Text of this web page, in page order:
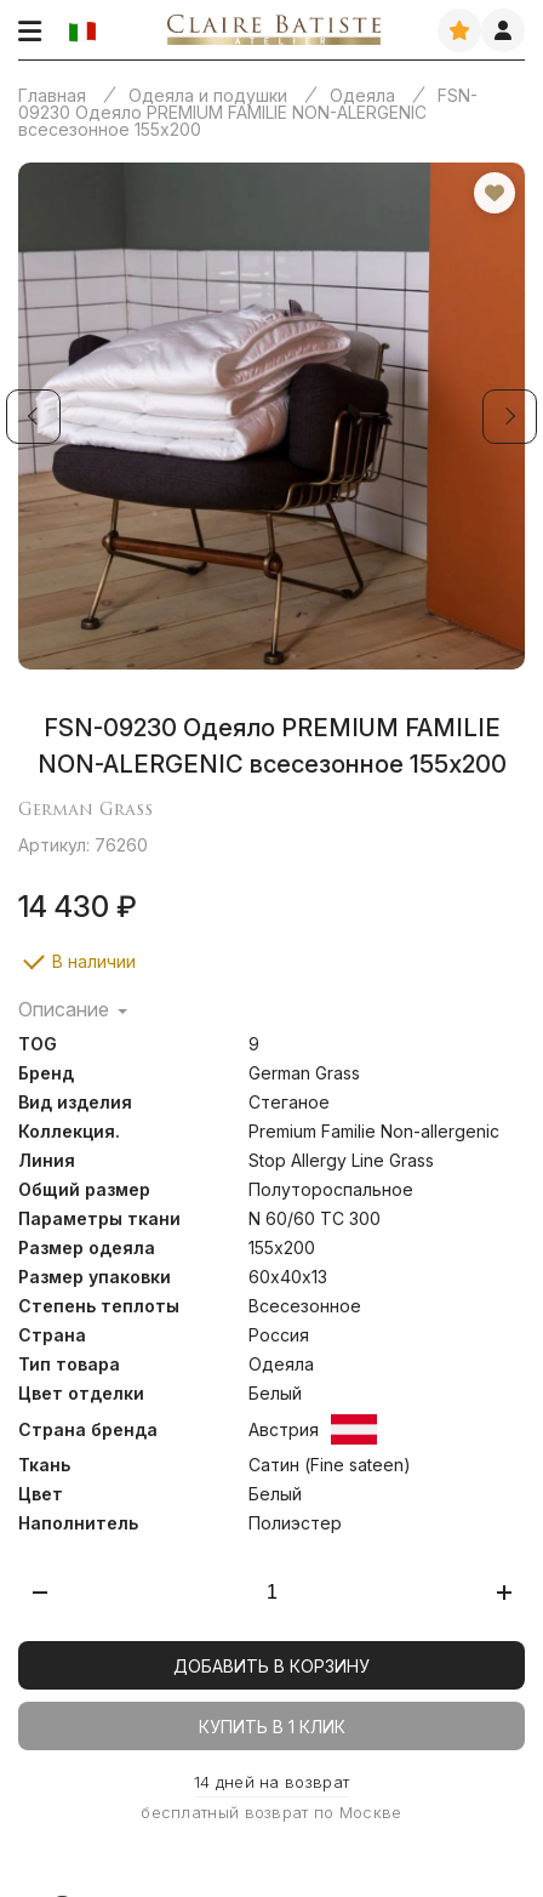
Главная Одеяла и подушки Одеяла
FSN-
09230 Одеяло PREMIUM FAMILIE NON-ALERGENIC
всесезонное 155х200
FSN-09230 Одеяло PREMIUM FAMILIE
NON-ALERGENIC всесезонное 155х200
German Grass
Артикул: 76260
14 430 ₽
В наличии
Описание
Современные полиэфирные волокна – альтернатива
натуральному пуху. Мягкий и нежный наполнитель,
достаточно объемный – хорошо удерживает воздух
между волокнами. В постельных принадлежностях с
таким наполнителем – не заводится пылевой клещ, не
распространяются грибок и плесень. Изделия не
теряет основных свойств после длительной
эксплуатации, многократных чисток и стирок. Сатин из
натурального хлопка имеет Сертификат Oeko-Tex®
Standard 100, который подтверждает отсутствие в
ткани веществ, опасных для здоровья человека.
Рекомендовано к использованию людям с
повышенными требованиями к безопасности изделий.
Стирка при температуре до 40С°.
TOG
9
Бренд
German Grass
Вид изделия
Стеганое
Коллекция.
Premium Familie Non-allergenic
Линия
Stop Allergy Line Grass
Общий размер
Полутороспальное
Параметры ткани
N 60/60 TC 300
Размер одеяла
155х200
Размер упаковки
60х40х13
Степень теплоты
Всесезонное
Страна
Россия
Тип товара
Одеяла
Цвет отделки
Белый
Страна бренда
Австрия
Ткань
Сатин (Fine sateen)
Цвет
Белый
Наполнитель
Полиэстер
ДОБАВИТЬ В КОРЗИНУ
КУПИТЬ В 1 КЛИК
14 дней на возврат
бесплатный возврат по Москве